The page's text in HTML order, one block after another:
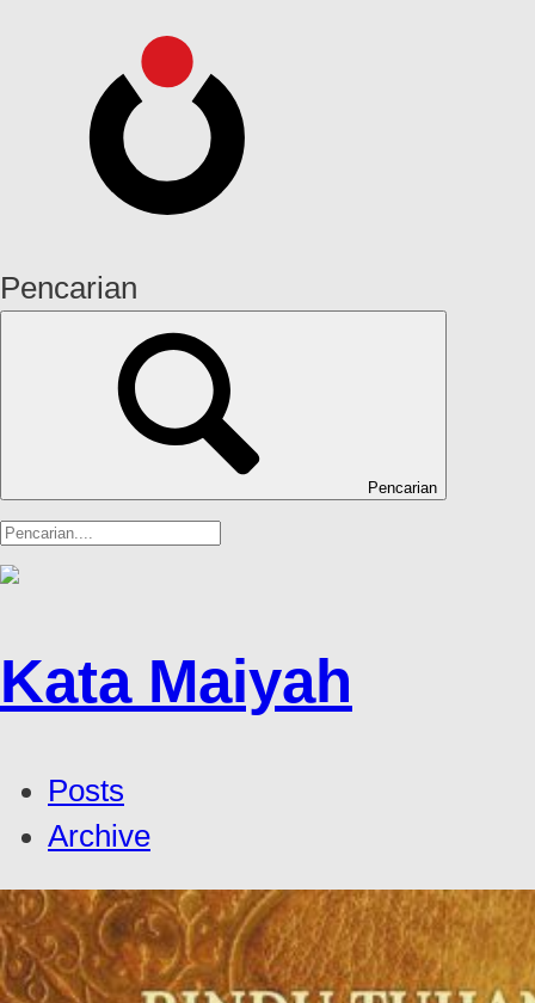
Pencarian
Pencarian
Kata Maiyah
Posts
Archive